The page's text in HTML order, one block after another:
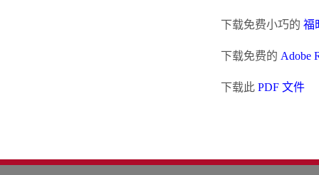
下载免费小巧的 福
下载免费的 Adobe
下载此 PDF 文件